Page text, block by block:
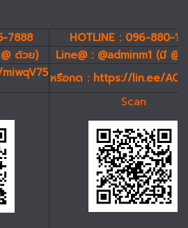
7888
HOTLINE : 096-880-
ด้วย)
Line@ : @adminm1 (มี
หรือกด : https://lin.ee/
Scan